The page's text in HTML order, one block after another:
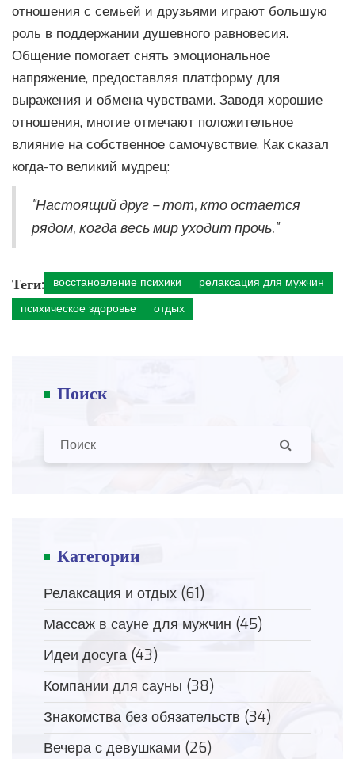
отношения с семьей и друзьями играют большую
роль в поддержании душевного равновесия.
Общение помогает снять эмоциональное
напряжение, предоставляя платформу для
выражения и обмена чувствами. Заводя хорошие
отношения, многие отмечают положительное
влияние на собственное самочувствие. Как сказал
когда-то великий мудрец:
"Настоящий друг – тот, кто остается
рядом, когда весь мир уходит прочь."
Теги: восстановление психики
релаксация для мужчин
психическое здоровье
отдых
Поиск
Категории
Релаксация и отдых (61)
Массаж в сауне для мужчин (45)
Идеи досуга (43)
Компании для сауны (38)
Знакомства без обязательств (34)
Вечера с девушками (26)